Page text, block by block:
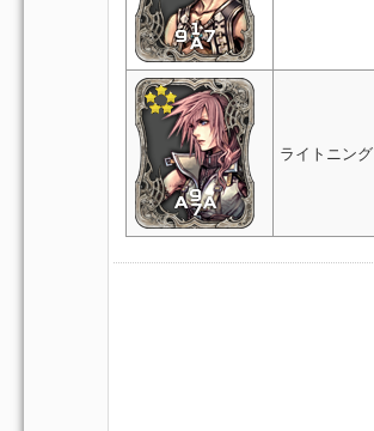
ライトニング